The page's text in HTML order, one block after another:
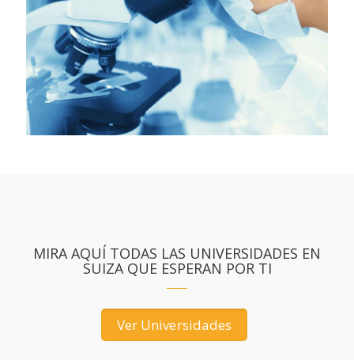
MIRA AQUÍ TODAS LAS UNIVERSIDADES EN
SUIZA QUE ESPERAN POR TI
Ver Universidades